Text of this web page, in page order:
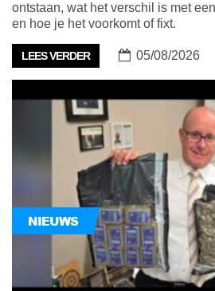
ontstaan, wat het verschil is met
en hoe je het voorkomt of fixt.
LEES VERDER 05/08/2026
NIEUWS